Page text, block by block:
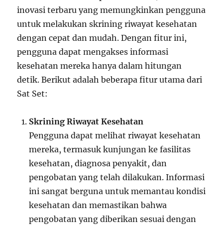
inovasi terbaru yang memungkinkan pengguna
untuk melakukan skrining riwayat kesehatan
dengan cepat dan mudah. Dengan fitur ini,
pengguna dapat mengakses informasi
kesehatan mereka hanya dalam hitungan
detik. Berikut adalah beberapa fitur utama dari
Sat Set:
Skrining Riwayat Kesehatan
Pengguna dapat melihat riwayat kesehatan
mereka, termasuk kunjungan ke fasilitas
kesehatan, diagnosa penyakit, dan
pengobatan yang telah dilakukan. Informasi
ini sangat berguna untuk memantau kondisi
kesehatan dan memastikan bahwa
pengobatan yang diberikan sesuai dengan